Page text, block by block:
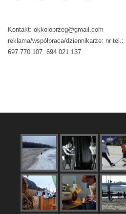
Kontakt: okkolobrzeg@gmail.com
reklama/współpraca/dziennikarze: nr tel.:
697 770 107: 694 021 137